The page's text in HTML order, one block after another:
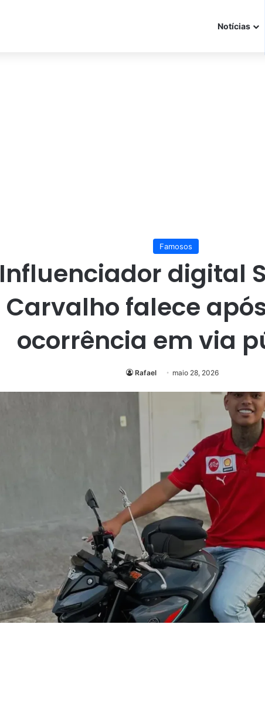
Notícias
Famosos
Influenciador digital
Carvalho falece
ocorrência em via
Rafael maio 28, 2026